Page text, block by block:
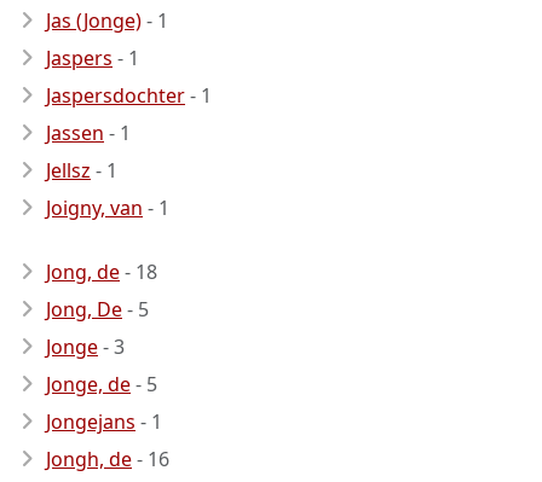
Jas (Jonge)- 1
Jaspers - 1
Jaspersdochter- 1
Jassen - 1
Jellsz - 1
Joigny, van - 1
Jong, de- 18
Jong, De- 5
Jonge- 3
Jonge, de- 5
Jongejans - 1
Jongh, de- 16